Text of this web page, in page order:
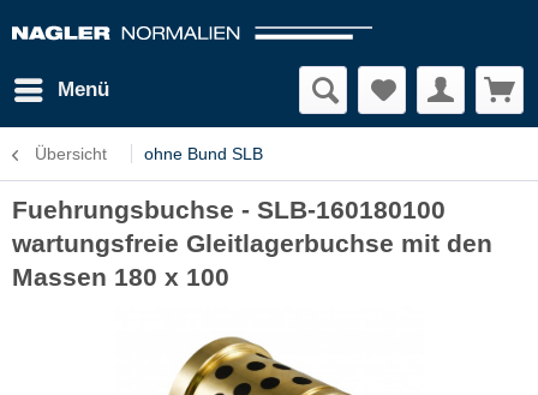
Menü
Übersicht ohne Bund SLB
Fuehrungsbuchse - SLB-160180100
wartungsfreie Gleitlagerbuchse mit den
Massen 180 x 100